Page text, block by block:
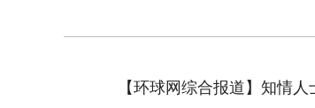
【环球网综合报道】知情人士